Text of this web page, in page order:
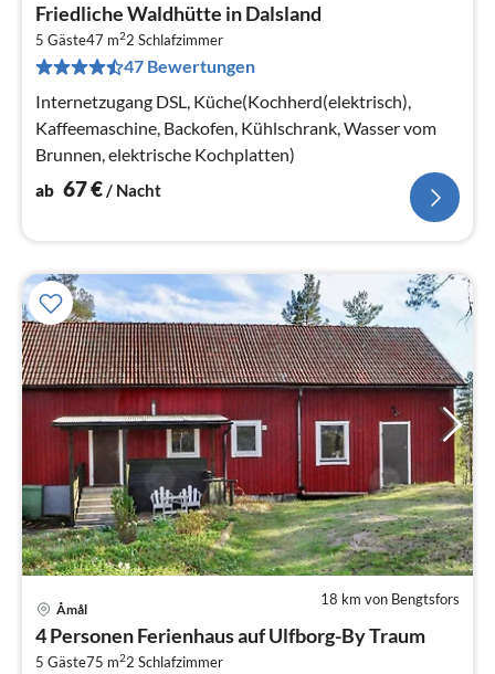
Friedliche Waldhütte in Dalsland
5 Gäste47 m22 Schlafzimmer
47 Bewertungen
Internetzugang DSL, Küche(Kochherd(elektrisch),
Kaffeemaschine, Backofen, Kühlschrank, Wasser vom
Brunnen, elektrische Kochplatten)
ab 67€/ Nacht
18 km von Bengtsfors
Åmål
4 Personen Ferienhaus auf Ulfborg-By Traum
5 Gäste75 m22 Schlafzimmer